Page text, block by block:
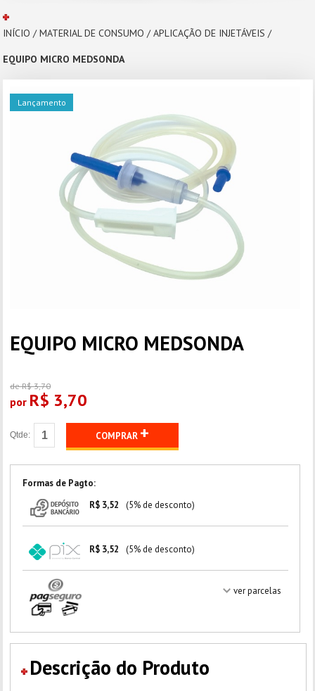
INÍCIO /MATERIAL DE CONSUMO /APLICAÇÃO DE INJETÁVEIS /
EQUIPO MICRO MEDSONDA
Lançamento
EQUIPO MICRO MEDSONDA
de R$ 3,70
por R$ 3,70
Qtde: COMPRAR +
Formas de Pagto:
R$ 3,52
(5% de desconto)
R$ 3,52 (5% de desconto)
ver parcelas
Descrição do Produto